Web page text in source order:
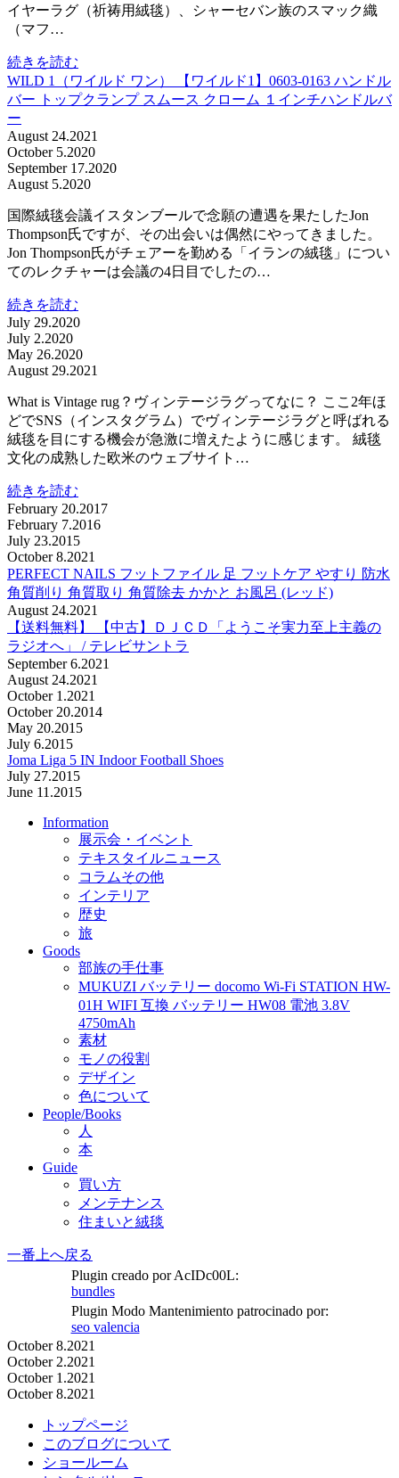
イヤーラグ（祈祷用絨毯）、シャーセバン族のスマック織
（マフ…
続きを読む
WILD 1（ワイルド ワン） 【ワイルド1】0603-0163 ハンドル
バー トップクランプ スムース クローム １インチハンドルバ
ー
August 24.2021
October 5.2020
September 17.2020
August 5.2020
国際絨毯会議イスタンブールで念願の遭遇を果たしたJon
Thompson氏ですが、その出会いは偶然にやってきました。
Jon Thompson氏がチェアーを勤める「イランの絨毯」につい
てのレクチャーは会議の4日目でしたの…
続きを読む
July 29.2020
July 2.2020
May 26.2020
August 29.2021
What is Vintage rug？ヴィンテージラグってなに？ ここ2年ほ
どでSNS（インスタグラム）でヴィンテージラグと呼ばれる
絨毯を目にする機会が急激に増えたように感じます。 絨毯
文化の成熟した欧米のウェブサイト…
続きを読む
February 20.2017
February 7.2016
July 23.2015
October 8.2021
PERFECT NAILS フットファイル 足 フットケア やすり 防水
角質削り 角質取り 角質除去 かかと お風呂 (レッド)
August 24.2021
【送料無料】 【中古】ＤＪＣＤ「ようこそ実力至上主義の
ラジオへ」 / テレビサントラ
September 6.2021
August 24.2021
October 1.2021
October 20.2014
May 20.2015
July 6.2015
Joma Liga 5 IN Indoor Football Shoes
July 27.2015
June 11.2015
Information
展示会・イベント
テキスタイルニュース
コラムその他
インテリア
歴史
旅
Goods
部族の手仕事
MUKUZI バッテリー docomo Wi-Fi STATION HW-
01H WIFI 互換 バッテリー HW08 電池 3.8V
4750mAh
素材
モノの役割
デザイン
色について
People/Books
人
本
Guide
買い方
メンテナンス
住まいと絨毯
一番上へ戻る
Plugin creado por AcIDc00L:
bundles
Plugin Modo Mantenimiento patrocinado por:
seo valencia
October 8.2021
October 2.2021
October 1.2021
October 8.2021
トップページ
このブログについて
ショールーム